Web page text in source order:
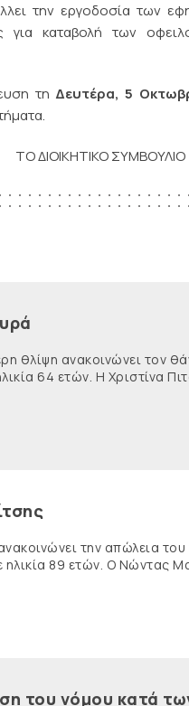
την εργοδοσία των
για καταβολή των
τη Δευτέρα, 5
ΤΟ ΔΙΟΙΚΗΤΙΚΟ ΣΥΜΒΟΥΛΙΟ
θλίψη ανακοινώνει τον
64 ετών. Η Χριστίνα
την απώλεια
89 ετών. Ο Νώντας
του νόμου κατά